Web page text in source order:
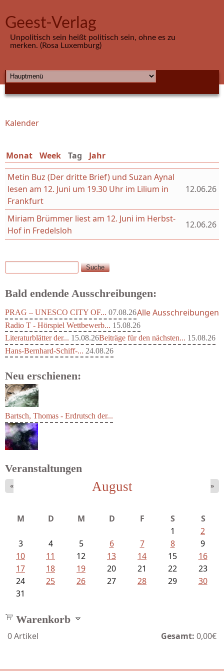
Geest-Verlag
Unpolitisch sein heißt politisch sein, ohne es zu
merken. (Rosa Luxemburg)
HAUPTMENÜ
Sie sind hier
Kalender
Monat Week Tag (aktiver Reiter)
Jahr
Metin Buz (Der dritte Brief) und Suzan Aynal
lesen am 12. Juni um 19.30 Uhr im Lilium in
Frankfurt
12.06.26
Miriam Brümmer liest am 12. Juni im Herbst-
Hof in Fredelsloh
12.06.26
Suchformular
Suche
Bald endende Ausschreibungen:
PRAG – UNESCO CITY OF... 07.08.26
Radio T - Hörspiel Wettbewerb... 15.08.26
Literaturblätter der... 15.08.26Beiträge für den nächsten... 15.08.26
Hans-Bernhard-Schiff-... 24.08.26
Alle Ausschreibungen
Neu erschienen:
Bartsch, Thomas - Erdrutsch der...
Mayer König, Wolfgang - Dichtungen...
Veranstaltungen
August
« »
M D M D F S
S
1
2
3
4 5 6 7 8
9
10
11 12 13 14 15
16
17
18 19 20 21 22
23
24
25 26 27 28 29
30
31
Warenkorb
0Artikel Gesamt: 0,00€